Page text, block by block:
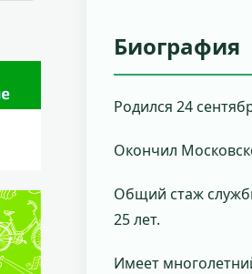
Биография
Родился 24
Окончил
Общий стаж
25 лет.
Имеет